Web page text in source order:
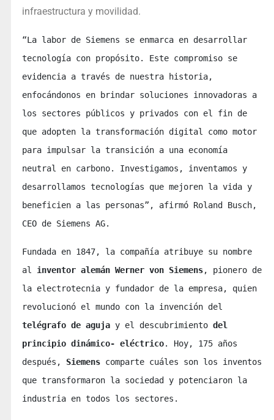
infraestructura y movilidad.
“La labor de Siemens se enmarca en desarrollar
tecnología con propósito. Este compromiso se
evidencia a través de nuestra historia,
enfocándonos en brindar soluciones innovadoras a
los sectores públicos y privados con el fin de
que adopten la transformación digital como motor
para impulsar la transición a una economía
neutral en carbono. Investigamos, inventamos y
desarrollamos tecnologías que mejoren la vida y
beneficien a las personas”, afirmó Roland Busch,
CEO de Siemens AG.
Fundada en 1847, la compañía atribuye su nombre
al inventor alemán Werner von Siemens, pionero de
la electrotecnia y fundador de la empresa, quien
telégrafo de aguja y el descubrimiento del
principio dinámico- eléctrico. Hoy, 175 años
después, Siemens comparte cuáles son los inventos
que transformaron la sociedad y potenciaron la
industria en todos los sectores.